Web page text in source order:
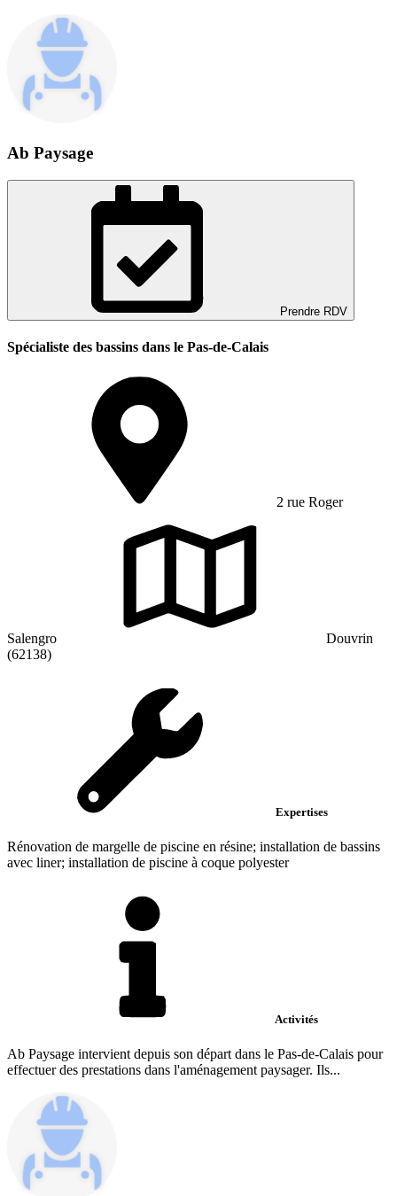
Ab Paysage
Prendre RDV
Spécialiste des bassins dans le Pas-de-Calais
2 rue Roger
Salengro
Douvrin
(62138)
Expertises
Rénovation de margelle de piscine en résine; installation de bassins
avec liner; installation de piscine à coque polyester
Activités
Ab Paysage intervient depuis son départ dans le Pas-de-Calais pour
effectuer des prestations dans l'aménagement paysager. Ils...